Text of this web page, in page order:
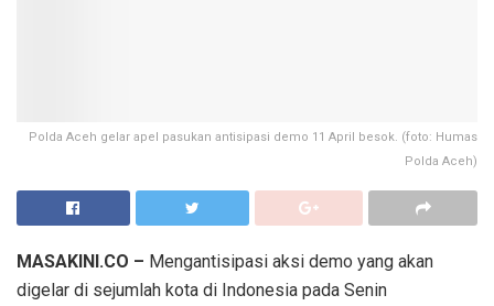
Polda Aceh gelar apel pasukan antisipasi demo 11 April besok. (foto: Humas
Polda Aceh)
MASAKINI.CO – Mengantisipasi aksi demo yang akan
digelar di sejumlah kota di Indonesia pada Senin